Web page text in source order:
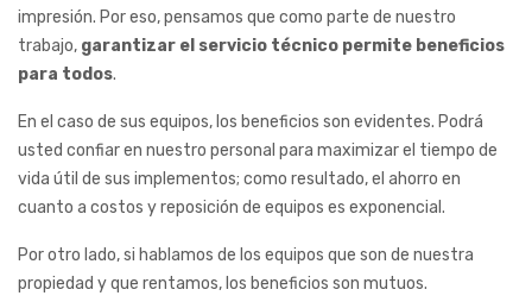
impresión. Por eso, pensamos que como parte de nuestro
trabajo, garantizar el servicio técnico permite beneficios
para todos.
En el caso de sus equipos, los beneficios son evidentes. Podrá
usted confiar en nuestro personal para maximizar el tiempo de
vida útil de sus implementos; como resultado, el ahorro en
cuanto a costos y reposición de equipos es exponencial.
Por otro lado, si hablamos de los equipos que son de nuestra
propiedad y que rentamos, los beneficios son mutuos.